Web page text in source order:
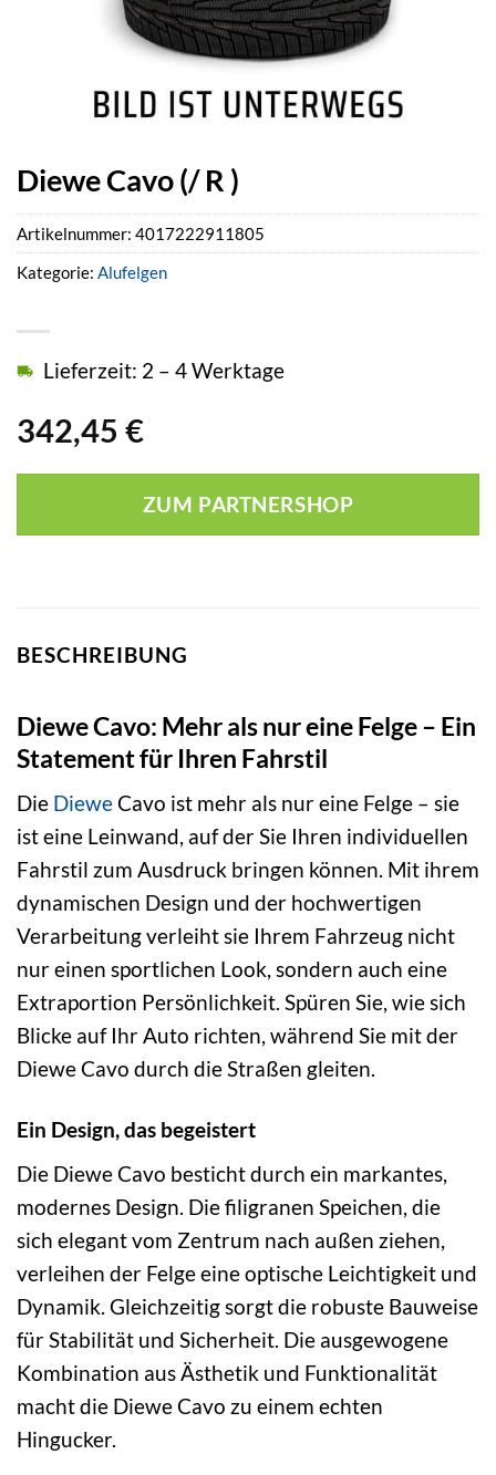
Diewe Cavo (/ R )
342,45 €
Lieferzeit: 2 – 4 Werktage
ZUM PARTNERSHOP
Artikelnummer: 4017222911805
Kategorie: Alufelgen
BESCHREIBUNG
Diewe Cavo: Mehr als nur eine Felge – Ein
Statement für Ihren Fahrstil
Die DieweCavo ist mehr als nur eine Felge – sie
ist eine Leinwand, auf der Sie Ihren individuellen
Fahrstil zum Ausdruck bringen können. Mit ihrem
dynamischen Design und der hochwertigen
Verarbeitung verleiht sie Ihrem Fahrzeug nicht
nur einen sportlichen Look, sondern auch eine
Extraportion Persönlichkeit. Spüren Sie, wie sich
Blicke auf Ihr Auto richten, während Sie mit der
Diewe Cavo durch die Straßen gleiten.
Ein Design, das begeistert
Die Diewe Cavo besticht durch ein markantes,
modernes Design. Die filigranen Speichen, die
sich elegant vom Zentrum nach außen ziehen,
verleihen der Felge eine optische Leichtigkeit und
Dynamik. Gleichzeitig sorgt die robuste Bauweise
für Stabilität und Sicherheit. Die ausgewogene
Kombination aus Ästhetik und Funktionalität
macht die Diewe Cavo zu einem echten
Hingucker.